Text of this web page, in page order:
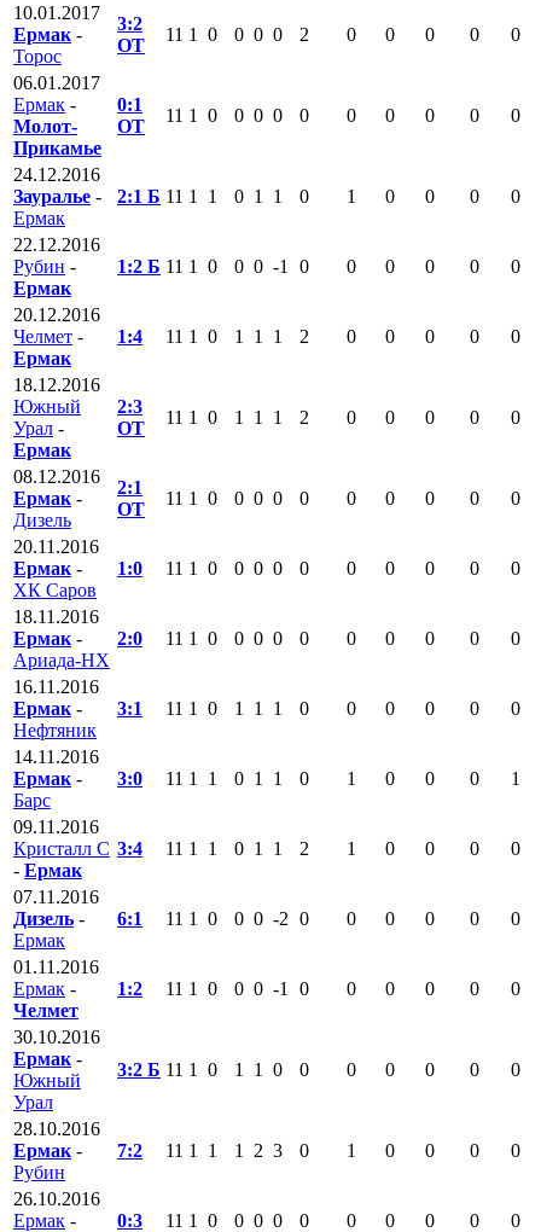
10.01.2017
Ермак -
Торос
3:2
ОТ
11 1 0 0 0 0 2 0 0 0 0 0
06.01.2017
Ермак -
Молот-
Прикамье
0:1
ОТ
11 1 0 0 0 0 0 0 0 0 0 0
24.12.2016
Зауралье -
Ермак
2:1 Б 11 1 1 0 1 1 0 1 0 0 0 0
22.12.2016
Рубин -
Ермак
1:2 Б 11 1 0 0 0 -1 0 0 0 0 0 0
20.12.2016
Челмет -
Ермак
1:4 11 1 0 1 1 1 2 0 0 0 0 0
18.12.2016
Южный
Урал -
Ермак
2:3
ОТ
11 1 0 1 1 1 2 0 0 0 0 0
08.12.2016
Ермак -
Дизель
2:1
ОТ
11 1 0 0 0 0 0 0 0 0 0 0
20.11.2016
Ермак -
ХК Саров
1:0 11 1 0 0 0 0 0 0 0 0 0 0
18.11.2016
Ермак -
Ариада-НХ
2:0 11 1 0 0 0 0 0 0 0 0 0 0
16.11.2016
Ермак -
Нефтяник
3:1 11 1 0 1 1 1 0 0 0 0 0 0
14.11.2016
Ермак -
Барс
3:0 11 1 1 0 1 1 0 1 0 0 0 1
09.11.2016
Кристалл С
- Ермак
3:4 11 1 1 0 1 1 2 1 0 0 0 0
07.11.2016
Дизель -
Ермак
6:1 11 1 0 0 0 -2 0 0 0 0 0 0
01.11.2016
Ермак -
Челмет
1:2 11 1 0 0 0 -1 0 0 0 0 0 0
30.10.2016
Ермак -
Южный
Урал
3:2 Б 11 1 0 1 1 0 0 0 0 0 0 0
28.10.2016
Ермак -
Рубин
7:2 11 1 1 1 2 3 0 1 0 0 0 0
26.10.2016
Ермак -
0:3 11 1 0 0 0 0 0 0 0 0 0 0